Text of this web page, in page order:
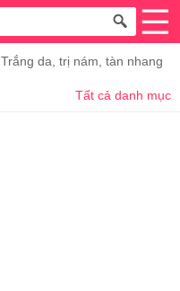
Trắng da, trị nám, tàn nhang
Tất cả danh mục